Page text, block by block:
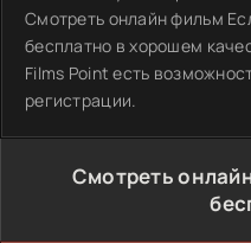
Смотреть онлайн фильм
бесплатно в хорошем
Films Point есть
регистрации.
Смотреть